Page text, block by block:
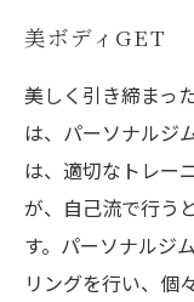
美ボディGET
美しく引き締まっ
は、パーソナルジ
は、適切なトレー
が、自己流で行う
す。パーソナルジ
リングを行い、個